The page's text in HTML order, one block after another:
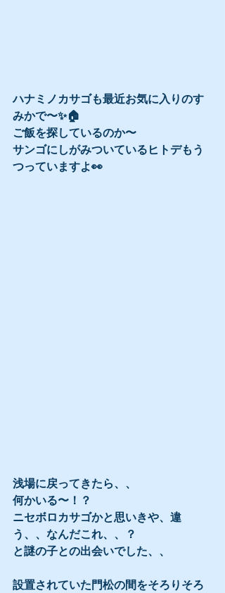
ハナミノカサゴも最近お気に入りのす
みかで〜✨🏠
ご飯を探しているのか〜
サンゴにしがみついているヒトデもう
つっていますよ👀
浅場に戻ってきたら、、
何かいる〜！？
ニセボロカサゴかと思いきや、違
う、、なんだこれ、、？
と謎の子との出会いでした、、
設置されていた門松の間をそろりそろ